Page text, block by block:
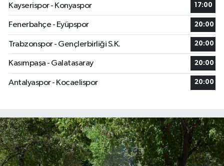
Kayserispor - Konyaspor
17:00
Fenerbahçe - Eyüpspor 20:00
Trabzonspor - Gençlerbirliği S.K. 20:00
Kasımpaşa - Galatasaray 20:00
Antalyaspor - Kocaelispor 20:00